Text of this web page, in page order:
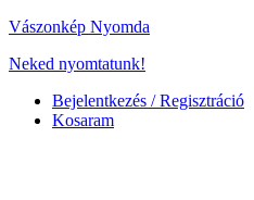
Vászonkép Nyomda
Neked nyomtatunk!
Bejelentkezés / Regisztráció
Kosaram